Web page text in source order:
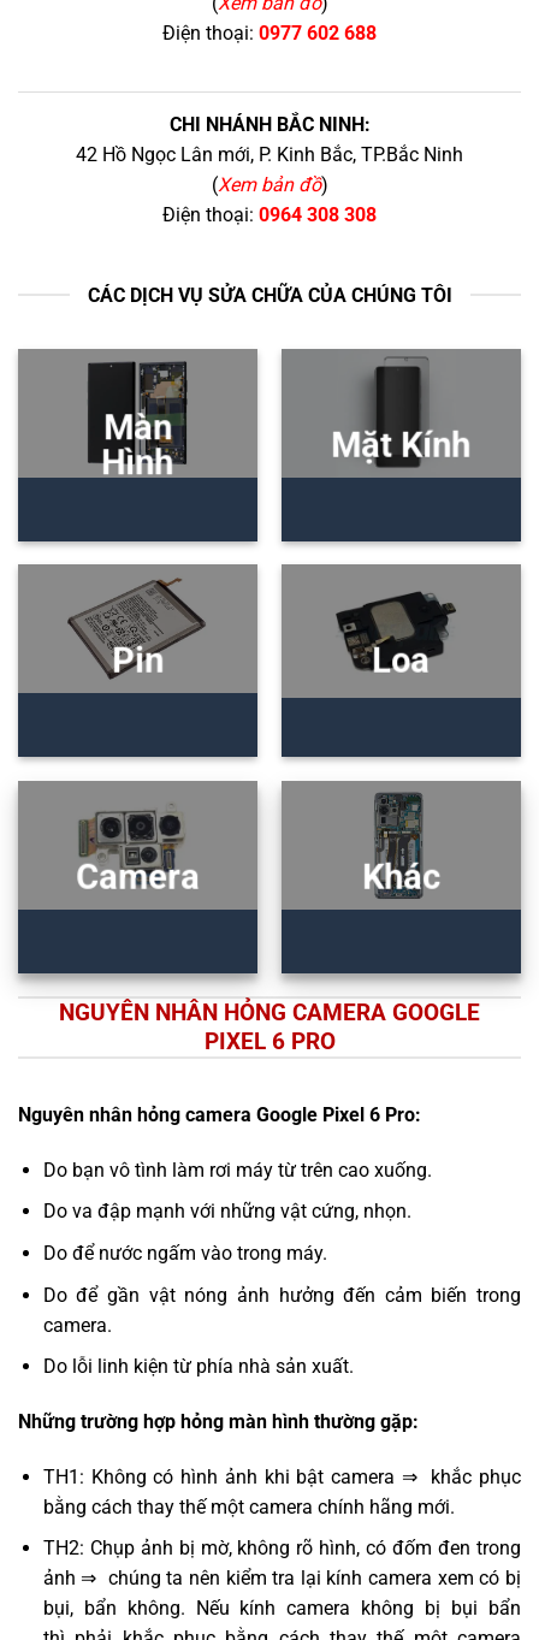
Điện thoại: 0977 602 688
CHI NHÁNH BẮC NINH:
42 Hồ Ngọc Lân mới, P. Kinh Bắc, TP.Bắc Ninh
(Xem bản đồ)
Điện thoại: 0964 308 308
CÁC DỊCH VỤ SỬA CHỮA CỦA CHÚNG TÔI
Màn
Hình
Mặt Kính
Pin Loa
Camera Khác
NGUYÊN NHÂN HỎNG CAMERA GOOGLE
PIXEL 6 PRO
Nguyên nhân hỏng camera Google Pixel 6 Pro:
Do bạn vô tình làm rơi máy từ trên cao xuống.
Do va đập mạnh với những vật cứng, nhọn.
Do để nước ngấm vào trong máy.
Do để gần vật nóng ảnh hưởng đến cảm biến trong
camera.
Do lỗi linh kiện từ phía nhà sản xuất.
Những trường hợp hỏng màn hình thường gặp:
TH1: Không có hình ảnh khi bật camera ⇒ khắc phục
bằng cách thay thế một camera chính hãng mới.
TH2: Chụp ảnh bị mờ, không rõ hình, có đốm đen trong
ảnh ⇒ chúng ta nên kiểm tra lại kính camera xem có bị
bụi, bẩn không. Nếu kính camera không bị bụi bẩn